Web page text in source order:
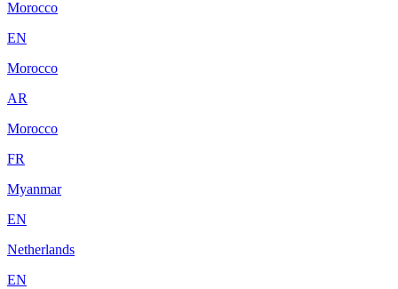
Morocco
EN
Morocco
AR
Morocco
FR
Myanmar
EN
Netherlands
EN